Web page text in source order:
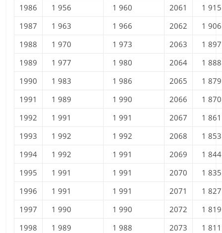
1986
1 956 1 960 2061
1 915
1987
1 963 1 966 2062
1 906
1988
1 970 1 973 2063
1 897
1989
1 977 1 980 2064
1 888
1990
1 983 1 986 2065
1 879
1991
1 989 1 990 2066
1 870
1992
1 991 1 991 2067
1 861
1993
1 992 1 992 2068
1 853
1994
1 992 1 991 2069
1 844
1995
1 991 1 991 2070
1 835
1996
1 991 1 991 2071
1 827
1997
1 990 1 990 2072
1 819
1998
1 989 1 988 2073
1 811